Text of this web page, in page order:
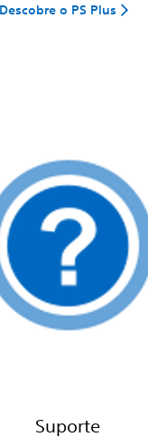
Descobre o PS Plus
Suporte